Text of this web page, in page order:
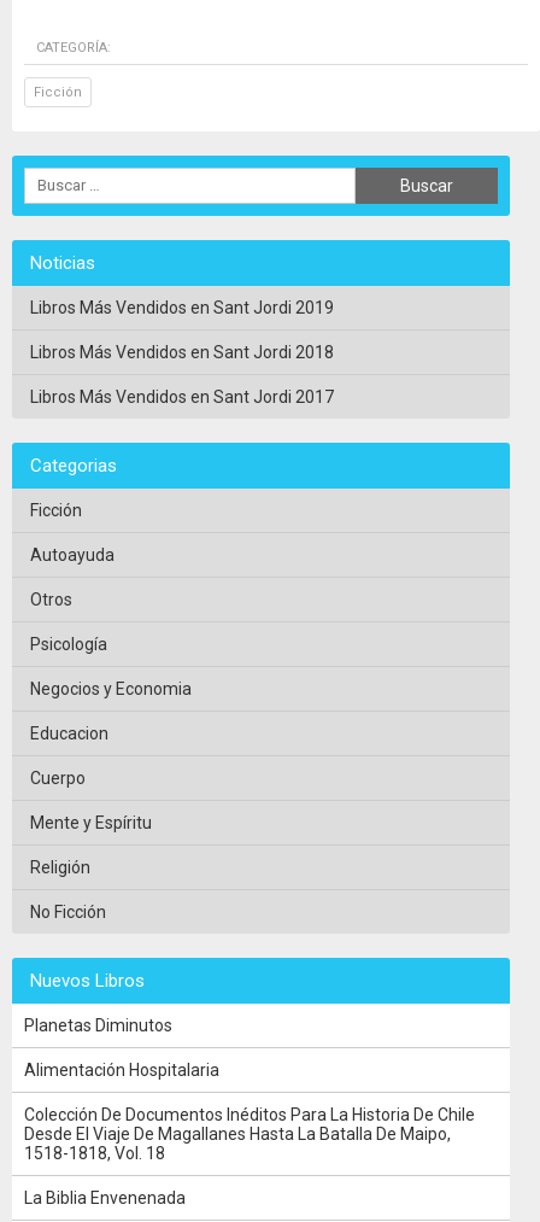
CATEGORÍA:
Ficción
Noticias
Libros Más Vendidos en Sant Jordi 2019
Libros Más Vendidos en Sant Jordi 2018
Libros Más Vendidos en Sant Jordi 2017
Categorias
Ficción
Autoayuda
Otros
Psicología
Negocios y Economia
Educacion
Cuerpo
Mente y Espíritu
Religión
No Ficción
Nuevos Libros
Planetas Diminutos
Alimentación Hospitalaria
Colección De Documentos Inéditos Para La Historia De Chile
Desde El Viaje De Magallanes Hasta La Batalla De Maipo,
1518-1818, Vol. 18
La Biblia Envenenada